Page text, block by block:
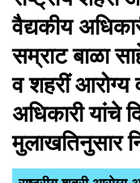
वैद्यकीय
सम्राट बाळा
व शहरीं आरोग्य
अधिकारी यांचे
मुलाखतिनुसार